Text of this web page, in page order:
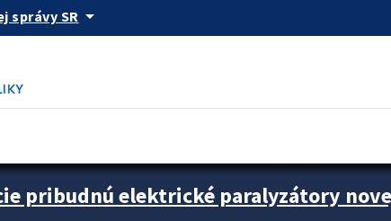
správy SR arrow_drop_down
pribudnú elektrické paralyzátory